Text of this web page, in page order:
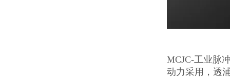
MCJC-工业脉
动力采用，透